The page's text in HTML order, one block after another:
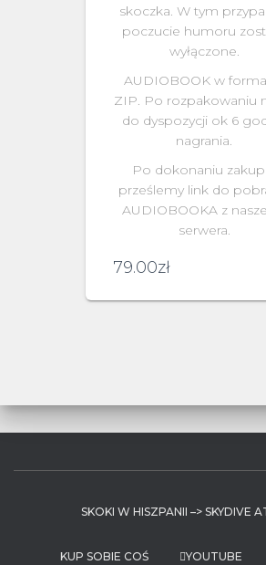
skoczka. W tym
poczucie humoru
wyłączone.
AUDIOBOOK w
ZIP. Po rozpakowaniu
do dyspozycji ok 6
nagrania.
Po dokonaniu
prześlemy link do
AUDIOBOOKA z
serwera.
79.00zł
SKOKI W HISZPANII –> SKYDIVE
KUP SOBIE COŚ YOUTUBE